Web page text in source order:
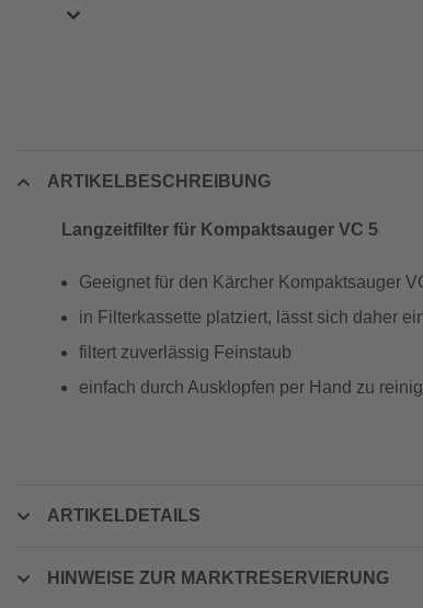
ARTIKELBESCHREIBUNG
Langzeitfilter für Kompaktsauger VC 5
Geeignet für den Kärcher Kompaktsauger
in Filterkassette platziert, lässt sich daher
filtert zuverlässig Feinstaub
einfach durch Ausklopfen per Hand zu
ARTIKELDETAILS
HINWEISE ZUR MARKTRESERVIERUNG